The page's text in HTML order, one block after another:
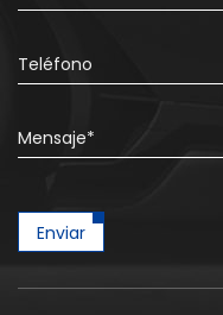
Enviar